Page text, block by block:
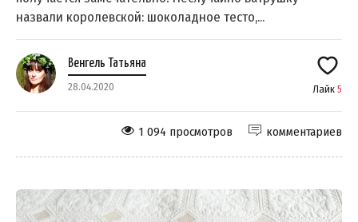
назвали королевской: шоколадное тесто,...
Венгель Татьяна
28.04.2020 Лайк 5
комментариев
1 094 просмотров